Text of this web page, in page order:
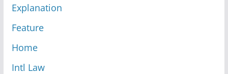
Explanation
Feature
Home
Intl Law